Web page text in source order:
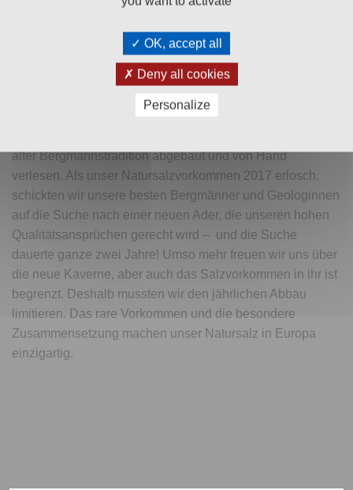
unjodierte BAD ISCHLER Natursalz fein und grob
zeichnet sich durch seinen besonders runden und milden
alter Bergmannstradition abgebaut und von Hand
verlesen. Als unser Natursalzvorkommen 2017 erlosch,
schickten wir unsere besten Bergmänner und Geologinnen
auf die Suche nach einer neuen Ader, die unseren hohen
Qualitätsansprüchen gerecht wird – und die Suche
dauerte ganze zwei Jahre! Umso mehr freuen wir uns über
die neue Kaverne, aber auch das Salzvorkommen in ihr ist
begrenzt. Deshalb mussten wir den jährlichen Abbau
limitieren. Das rare Vorkommen und die besondere
Zusammensetzung machen unser Natursalz in Europa
einzigartig.
OK, accept all
Deny all cookies
Personalize